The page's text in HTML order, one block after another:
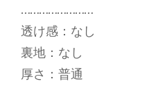
……………………
透け感：なし
裏地：なし
厚さ：普通